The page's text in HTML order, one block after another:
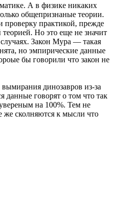
А в физике никаких
общепризнаные теории.
проверку практикой, прежде
Но это еще не значит
Закон Мура — такая
но эмпирические данные
бы говорили что закон не
динозавров из-за
данные говорят о том что так
на 100%. Тем не
же сколняются к мысли что